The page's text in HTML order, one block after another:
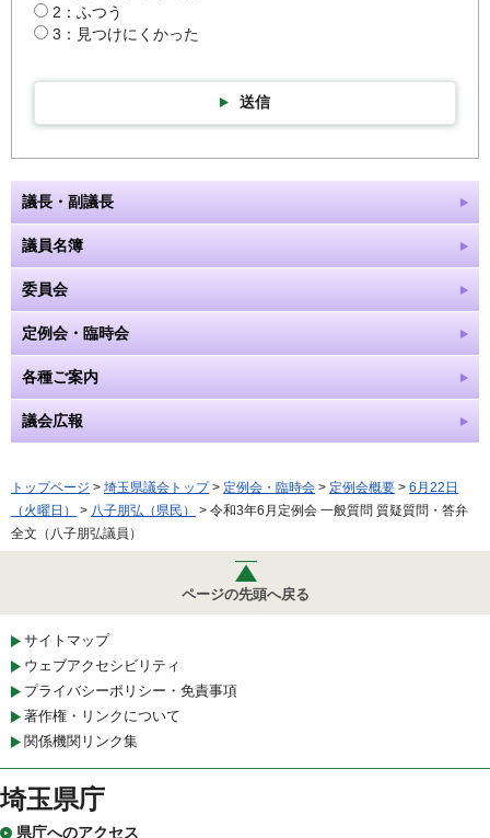
2：ふつう
3：見つけにくかった
送信
議長・副議長
議員名簿
委員会
定例会・臨時会
各種ご案内
議会広報
トップページ > 埼玉県議会トップ> 定例会・臨時会 > 定例会概要 > 6月22日
（火曜日）
> 八子朋弘（県民）
> 令和3年6月定例会 一般質問 質疑質問・答弁
全文（八子朋弘議員）
ページの先頭へ戻る
サイトマップ
ウェブアクセシビリティ
プライバシーポリシー・免責事項
著作権・リンクについて
関係機関リンク集
埼玉県庁
県庁へのアクセス